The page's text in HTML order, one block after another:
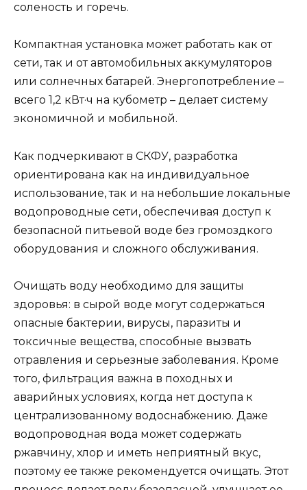
соленость и горечь.
Компактная установка может работать как от
сети, так и от автомобильных аккумуляторов
или солнечных батарей. Энергопотребление –
всего 1,2 кВт·ч на кубометр – делает систему
экономичной и мобильной.
Как подчеркивают в СКФУ, разработка
ориентирована как на индивидуальное
использование, так и на небольшие локальные
водопроводные сети, обеспечивая доступ к
безопасной питьевой воде без громоздкого
оборудования и сложного обслуживания.
Очищать воду необходимо для защиты
здоровья: в сырой воде могут содержаться
опасные бактерии, вирусы, паразиты и
токсичные вещества, способные вызвать
отравления и серьезные заболевания. Кроме
того, фильтрация важна в походных и
аварийных условиях, когда нет доступа к
централизованному водоснабжению. Даже
водопроводная вода может содержать
ржавчину, хлор и иметь неприятный вкус,
поэтому ее также рекомендуется очищать. Этот